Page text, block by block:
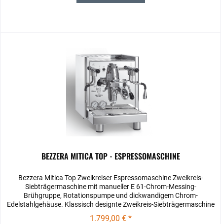
BEZZERA MITICA TOP - ESPRESSOMASCHINE
Bezzera Mitica Top Zweikreiser Espressomaschine Zweikreis-
Siebträgermaschine mit manueller E 61-Chrom-Messing-
Brühgruppe, Rotationspumpe und dickwandigem Chrom-
Edelstahlgehäuse. Klassisch designte Zweikreis-Siebträgermaschine
mit...
1.799,00 € *